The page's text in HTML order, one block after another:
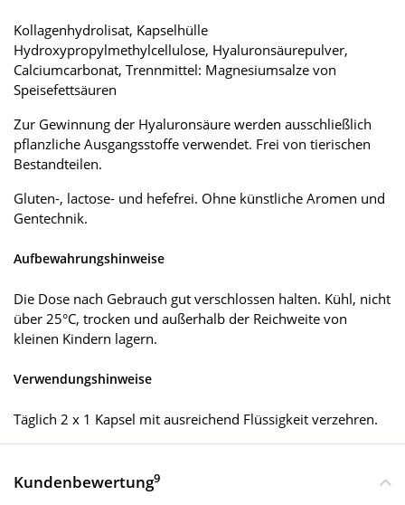
Kollagenhydrolisat, Kapselhülle
Hydroxypropylmethylcellulose, Hyaluronsäurepulver,
Calciumcarbonat, Trennmittel: Magnesiumsalze von
Speisefettsäuren
Zur Gewinnung der Hyaluronsäure werden ausschließlich
pflanzliche Ausgangsstoffe verwendet. Frei von tierischen
Bestandteilen.
Gluten-, lactose- und hefefrei. Ohne künstliche Aromen und
Gentechnik.
Aufbewahrungshinweise
Die Dose nach Gebrauch gut verschlossen halten. Kühl, nicht
über 25°C, trocken und außerhalb der Reichweite von
kleinen Kindern lagern.
Verwendungshinweise
Täglich 2 x 1 Kapsel mit ausreichend Flüssigkeit verzehren.
Kundenbewertung9